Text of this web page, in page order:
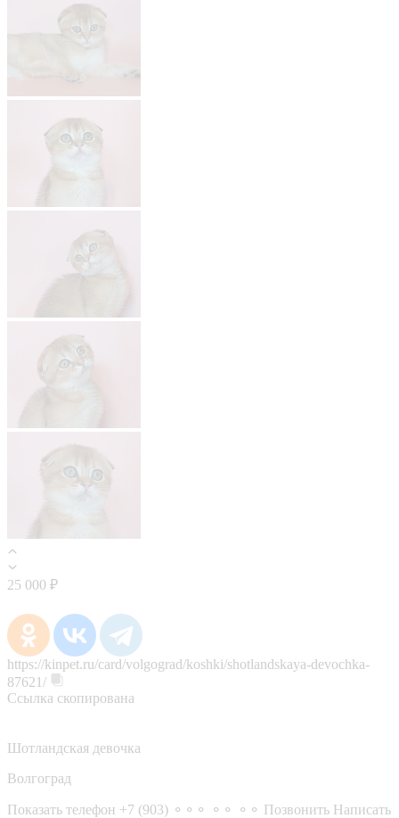
25 000 ₽
https://kinpet.ru/card/volgograd/koshki/shotlandskaya-devochka-
87621/
Ссылка скопирована
Шотландская девочка
Волгоград
Показать телефон +7 (903) ⚬⚬⚬ ⚬⚬ ⚬⚬ Позвонить Написать